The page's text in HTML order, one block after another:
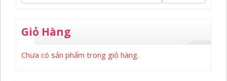
Giỏ Hàng
Chưa có sản phẩm trong giỏ hàng.